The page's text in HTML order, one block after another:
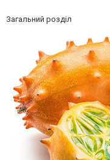
Загальний розділ